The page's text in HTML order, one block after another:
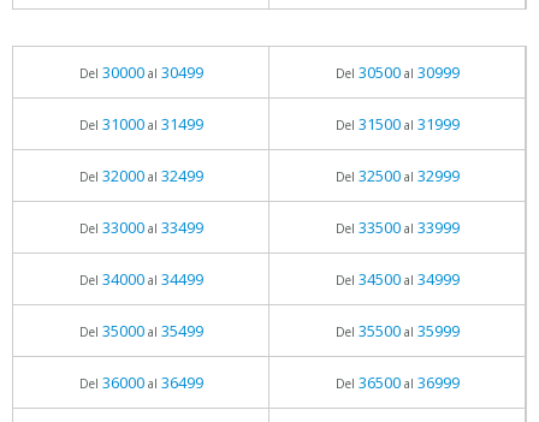
Del 30000al 30499 Del 30500al 30999
Del 31000al 31499 Del 31500al 31999
Del 32000al 32499 Del 32500al 32999
Del 33000al 33499 Del 33500al 33999
Del 34000al 34499 Del 34500al 34999
Del 35000al 35499 Del 35500al 35999
Del 36000al 36499 Del 36500al 36999